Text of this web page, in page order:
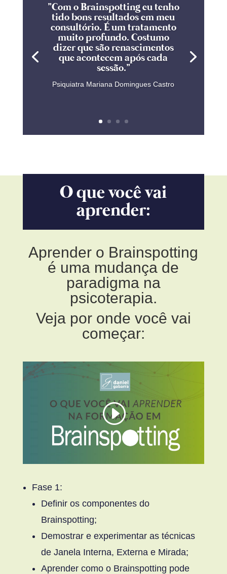
"Com o Brainspotting eu tenho
tido bons resultados em meu
consultório. É um tratamento
muito profundo. Costumo
dizer que são renascimentos
que acontecem após cada
sessão."
Psiquiatra Mariana Domingues Castro
O que você vai
aprender:
Aprender o Brainspotting
é uma mudança de
paradigma na
psicoterapia.
Veja por onde você vai
começar:
Fase 1:
Definir os componentes do
Brainspotting;
Demostrar e experimentar as técnicas
de Janela Interna, Externa e Mirada;
Aprender como o Brainspotting pode